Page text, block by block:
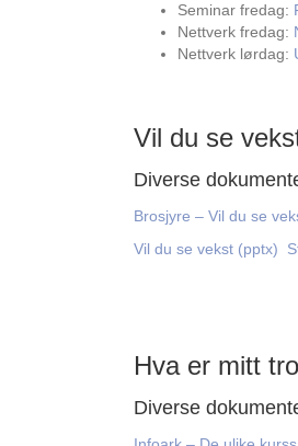
Seminar fredag:
Nettverk fredag:
Nettverk lørdag:
Vil du se
Diverse
Brosjyre – Vil du se
Vil du se vekst (pptx)
Hva er mitt
Diverse